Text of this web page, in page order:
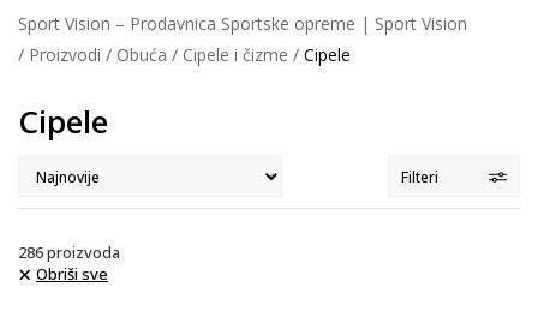
Sport Vision – Prodavnica Sportske opreme | Sport Vision
Proizvodi
Obuća Cipele i čizme Cipele
Cipele
Filteri
286proizvoda
Obriši sve